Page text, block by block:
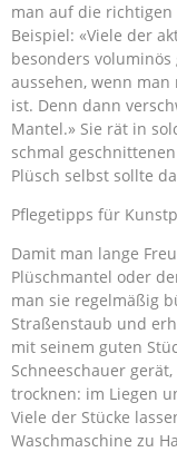
man auf die richtigen
Beispiel: «Viele der
besonders
aussehen, wenn
ist. Denn dann
Mantel.» Sie rät in
schmal
Plüsch selbst sollte
Pflegetipps für
Damit man lange
Plüschmantel oder
man sie regelmäßig
Straßenstaub und
mit seinem guten
Schneeschauer
trocknen: im Liegen
Viele der Stücke
Waschmaschine zu